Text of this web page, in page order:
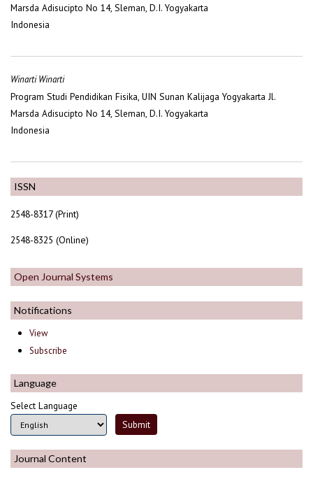
ISSN
2548-8317 (Print)
2548-8325 (Online)
Open Journal Systems
Notifications
View
Subscribe
Language
Select Language
Journal Content
Marsda Adisucipto No 14, Sleman, D.I. Yogyakarta
Indonesia
Winarti Winarti
Program Studi Pendidikan Fisika, UIN Sunan Kalijaga Yogyakarta Jl.
Marsda Adisucipto No 14, Sleman, D.I. Yogyakarta
Indonesia